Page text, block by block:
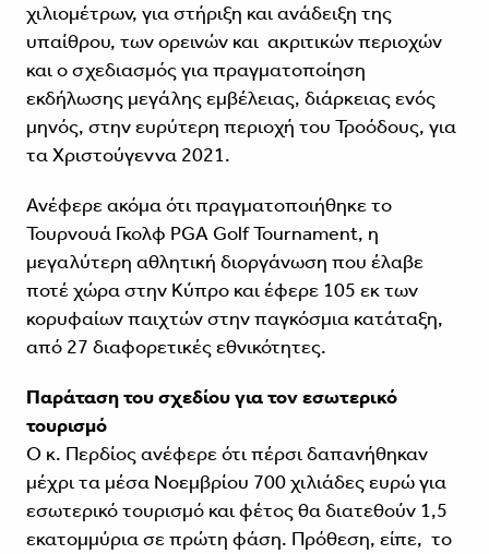
χιλιομέτρων, για στήριξη και ανάδειξη της
υπαίθρου, των ορεινών και ακριτικών περιοχών
και ο σχεδιασμός για πραγματοποίηση
εκδήλωσης μεγάλης εμβέλειας, διάρκειας ενός
μηνός, στην ευρύτερη περιοχή του Τροόδους, για
τα Χριστούγεννα 2021.
Ανέφερε ακόμα ότι πραγματοποιήθηκε το
Τουρνουά Γκολφ PGA Golf Tournament, η
μεγαλύτερη αθλητική διοργάνωση που έλαβε
ποτέ χώρα στην Κύπρο και έφερε 105 εκ των
κορυφαίων παιχτών στην παγκόσμια κατάταξη,
από 27 διαφορετικές εθνικότητες.
Παράταση του σχεδίου για τον εσωτερικό
τουρισμό
Ο κ. Περδίος ανέφερε ότι πέρσι δαπανήθηκαν
μέχρι τα μέσα Νοεμβρίου 700 χιλιάδες ευρώ για
εσωτερικό τουρισμό και φέτος θα διατεθούν 1,5
εκατομμύρια σε πρώτη φάση. Πρόθεση, είπε, το